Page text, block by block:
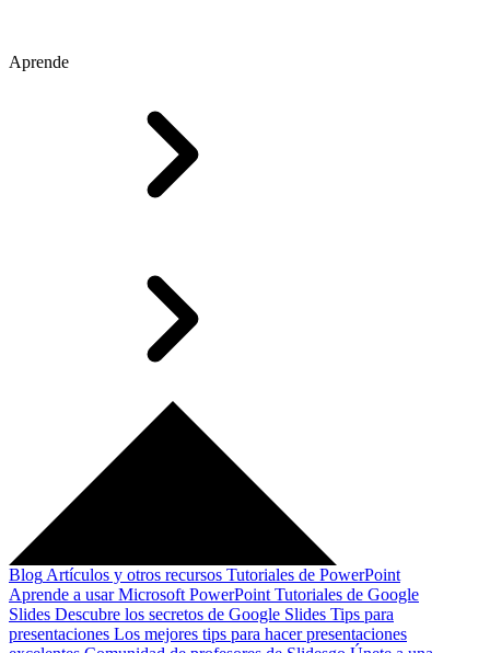
Aprende
Blog Artículos y otros recursos Tutoriales de PowerPoint
Aprende a usar Microsoft PowerPoint Tutoriales de Google
Slides Descubre los secretos de Google Slides Tips para
presentaciones Los mejores tips para hacer presentaciones